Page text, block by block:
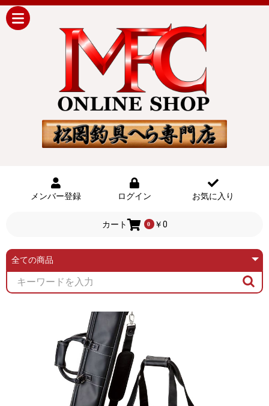
メンバー登録 ログイン お気に入り
カート 0 ￥0